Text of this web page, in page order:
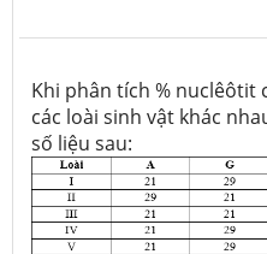
Khi phân tích % nuclêôtit
các loài sinh vật khác
số liệu sau: